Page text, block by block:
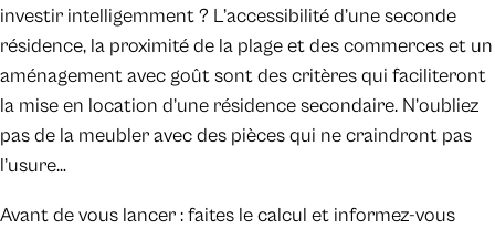
investir intelligemment ? L’accessibilité d’une seconde
résidence, la proximité de la plage et des commerces et un
aménagement avec goût sont des critères qui faciliteront
la mise en location d’une résidence secondaire. N’oubliez
pas de la meubler avec des pièces qui ne craindront pas
l’usure…
Avant de vous lancer : faites le calcul et informez-vous